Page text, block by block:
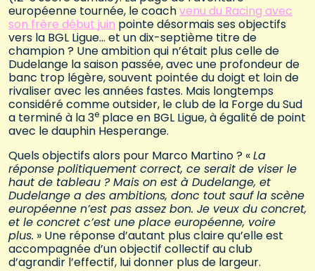
européenne tournée, le coachvenu du Racing avec
son frère début juin pointe désormais ses objectifs
vers la BGL Ligue… et un dix-septième titre de
champion ? Une ambition qui n’était plus celle de
Dudelange la saison passée, avec une profondeur de
banc trop légère, souvent pointée du doigt et loin de
rivaliser avec les années fastes. Mais longtemps
considéré comme outsider, le club de la Forge du Sud
a terminé à la 3e place en BGL Ligue, à égalité de point
avec le dauphin Hesperange.
Quels objectifs alors pour Marco Martino ? «La
réponse politiquement correct, ce serait de viser le
haut de tableau ? Mais on est à Dudelange, et
Dudelange a des ambitions, donc tout sauf la scène
européenne n’est pas assez bon. Je veux du concret,
et le concret c’est une place européenne, voire
plus. » Une réponse d’autant plus claire qu’elle est
accompagnée d’un objectif collectif au club
d’agrandir l’effectif, lui donner plus de largeur.